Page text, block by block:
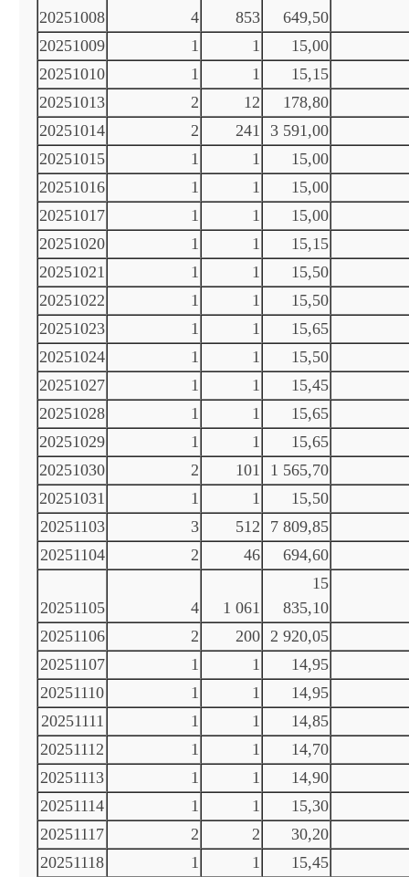
20251008 4 853
649,50
20251009
1 1
15,00
20251010
1 1
15,15
20251013
2 12
178,80
20251014
2 241 3 591,00
20251015
1 1
15,00
20251016
1 1
15,00
20251017
1 1
15,00
20251020
1 1
15,15
20251021
1 1
15,50
20251022
1 1
15,50
20251023
1 1
15,65
20251024
1 1
15,50
20251027
1 1
15,45
20251028
1 1
15,65
20251029
1 1
15,65
20251030
2 101
1 565,70
20251031
1 1
15,50
20251103
3 512
7 809,85
20251104
2 46 694,60
20251105 4 1 061
15
835,10
20251106
2 200 2 920,05
20251107
1 1
14,95
20251110
1 1
14,95
20251111
1 1
14,85
20251112
1 1
14,70
20251113
1 1
14,90
20251114
1 1
15,30
20251117
2 2
30,20
20251118
1 1 15,45